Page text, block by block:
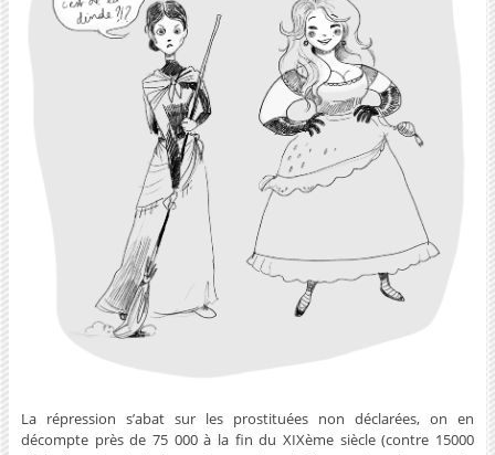
La répression s’abat sur les prostituées non déclarées, on en
décompte près de 75 000 à la fin du XIXème siècle (contre 15000